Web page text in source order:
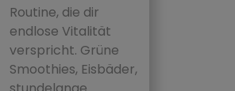
Routine, die dir
endlose Vitalität
verspricht. Grüne
Smoothies, Eisbäder,